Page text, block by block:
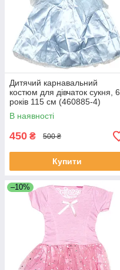
Дитячий карнавальний
костюм для дівчаток сукня, 6
років 115 см (460885-4)
В наявності
450 ₴ 500 ₴
Купити
–10%